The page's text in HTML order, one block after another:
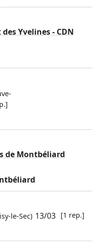
Yvelines - CDN
de Montbéliard
le-Sec) 13/03 [1 rep.]